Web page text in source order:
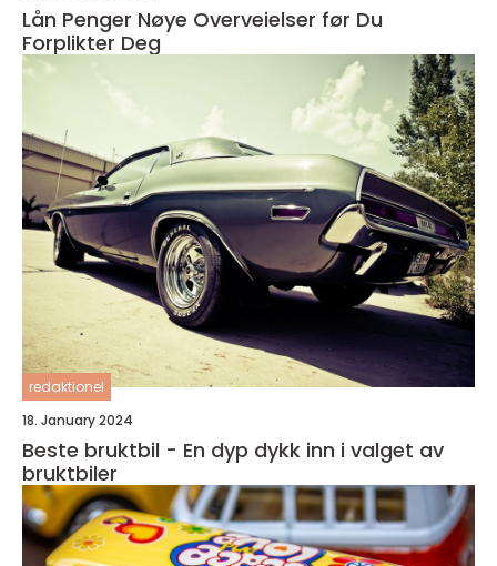
Lån Penger Nøye Overveielser før Du
Forplikter Deg
redaktionel
18. January 2024
Beste bruktbil - En dyp dykk inn i valget av
bruktbiler